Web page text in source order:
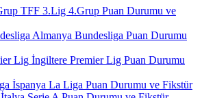
TFF 3.Lig 4.Grup Puan Durumu ve
Almanya Bundesliga Puan Durumu
İngiltere Premier Lig Puan Durumu
İspanya La Liga Puan Durumu ve Fikstür